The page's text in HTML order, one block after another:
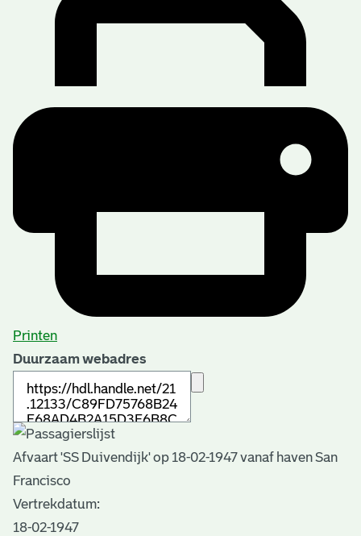
Printen
Duurzaam webadres
Afvaart 'SS Duivendijk' op 18-02-1947 vanaf haven San
Francisco
Vertrekdatum:
18-02-1947